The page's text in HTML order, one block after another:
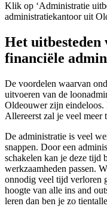
Klik op ‘Administratie
administratiekantoor uit
Het
financiële
De voordelen waarvan
uitvoeren van de
Oldeouwer zijn eindeloos.
Allereerst zal je veel meer
De administratie is veel
snappen. Door een
schakelen kan je deze tijd
werkzaamheden passen.
onnodig veel tijd verloren
hoogte van alle ins and
leren dan ben je zo